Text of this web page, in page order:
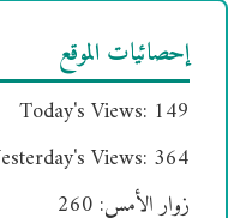
إحصائيات الموقع
Today's Views: 149
Views: 364
زوار الأمس: 260